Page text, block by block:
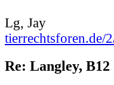
Lg, Jay
tierrechtsforen.de/
Re: Langley, B12